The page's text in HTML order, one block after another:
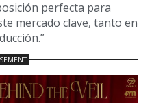
perfecta para
mercado clave, tanto en